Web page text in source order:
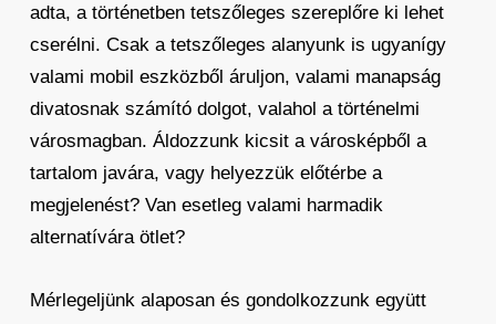
adta, a történetben tetszőleges szereplőre ki lehet
cserélni. Csak a tetszőleges alanyunk is ugyanígy
valami mobil eszközből áruljon, valami manapság
divatosnak számító dolgot, valahol a történelmi
városmagban. Áldozzunk kicsit a városképből a
tartalom javára, vagy helyezzük előtérbe a
megjelenést? Van esetleg valami harmadik
alternatívára ötlet?
Mérlegeljünk alaposan és gondolkozzunk együtt